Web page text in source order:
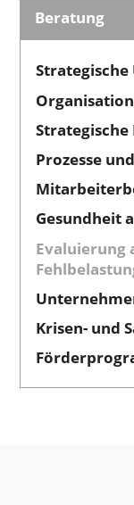
Beratung
Prozesse
Gesundheit
Evaluierung
Krisen- und